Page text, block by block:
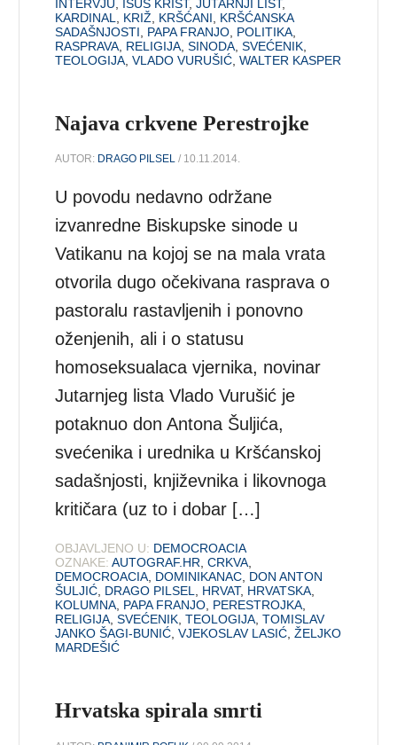
INTERVJU
ISUS KRIST,JUTARNJI LIST,
KARDINAL
KRIŽ KRŠĆANI
KRŠĆANSKA
SADAŠNJOSTI
PAPA FRANJO POLITIKA
RASPRAVA RELIGIJA ,SINODA ,SVEĆENIK
TEOLOGIJA ,VLADO VURUŠIĆ ,WALTER KASPER
Najava crkvene Perestrojke
AUTOR: DRAGO PILSEL / 10.11.2014.
U povodu nedavno održane
izvanredne Biskupske sinode u
Vatikanu na kojoj se na mala vrata
otvorila dugo očekivana rasprava o
pastoralu rastavljenih i ponovno
oženjenih, ali i o statusu
homoseksualaca vjernika, novinar
Jutarnjeg lista Vlado Vurušić je
potaknuo don Antona Šuljića,
svećenika i urednika u Kršćanskoj
sadašnjosti, književnika i likovnoga
kritičara (uz to i dobar […]
OBJAVLJENO U: DEMOCROACIA
OZNAKE: AUTOGRAF.HR,CRKVA,
DEMOCROACIA, DOMINIKANAC, DON ANTON
ŠULJIĆ, DRAGO PILSEL, HRVAT, HRVATSKA,
KOLUMNA, PAPA FRANJO, PERESTROJKA,
RELIGIJA,SVEĆENIK,TEOLOGIJA,TOMISLAV
JANKO ŠAGI-BUNIĆ,VJEKOSLAV LASIĆ,ŽELJKO
MARDEŠIĆ
Hrvatska spirala smrti